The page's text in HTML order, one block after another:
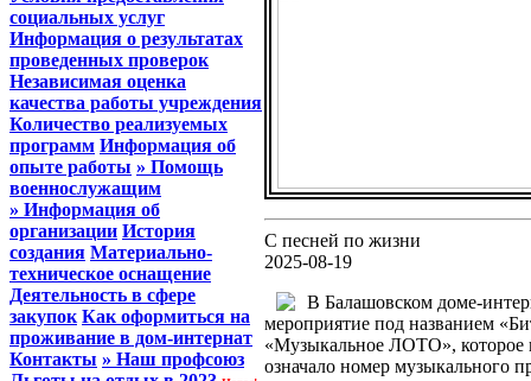
социальных услуг
Информация о результатах
проведенных проверок
Независимая оценка
качества работы учреждения
Количество реализуемых
программ Информация об
опыте работы » Помощь
военнослужащим
» Информация об
организации История
создания Материально-
техническое оснащение
Деятельность в сфере
закупок Как оформиться на
проживание в дом-интернат
Контакты » Наш профсоюз
С песней по жизни
2025-08-19
В Балашовском доме-
мероприятие под названием
«Музыкальное ЛОТО», которое
означало номер музыкального